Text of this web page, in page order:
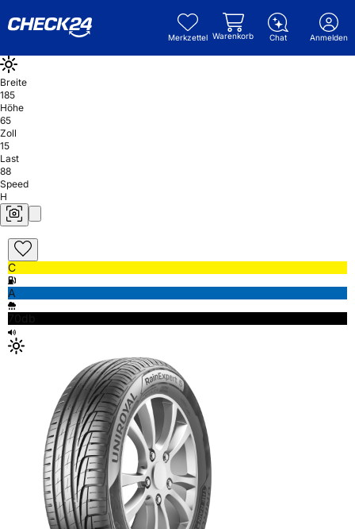
Merkzettel Warenkorb Chat Anmelden
Breite
185
Höhe
65
Zoll
15
Last
88
Speed
H
C
A
70db